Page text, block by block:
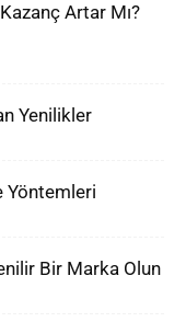
Artar Mı?
Yenilikler
Yöntemleri
Bir Marka Olun